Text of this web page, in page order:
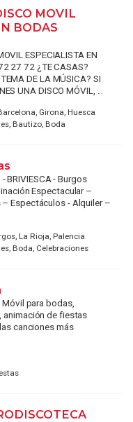
MOVIL
BODAS
ESPECIALISTA EN
27 72 ¿TE CASAS?
DE LA MÚSICA? SI
UNA DISCO MÓVIL, ...
Girona, Huesca
Bautizo, Boda
BRIVIESCA - Burgos
Espectacular –
Espectáculos - Alquiler –
La Rioja, Palencia
Boda, Celebraciones
para bodas,
animación de fiestas
canciones más